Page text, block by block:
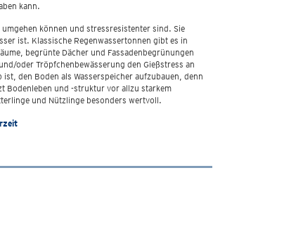
kann.
können und stressresistenter sind. Sie
ist. Klassische Regenwassertonnen gibt es in
begrünte Dächer und Fassadenbegrünungen
oder Tröpfchenbewässerung den Gießstress an
den Boden als Wasserspeicher aufzubauen, denn
Bodenleben und -struktur vor allzu starkem
und Nützlinge besonders wertvoll.